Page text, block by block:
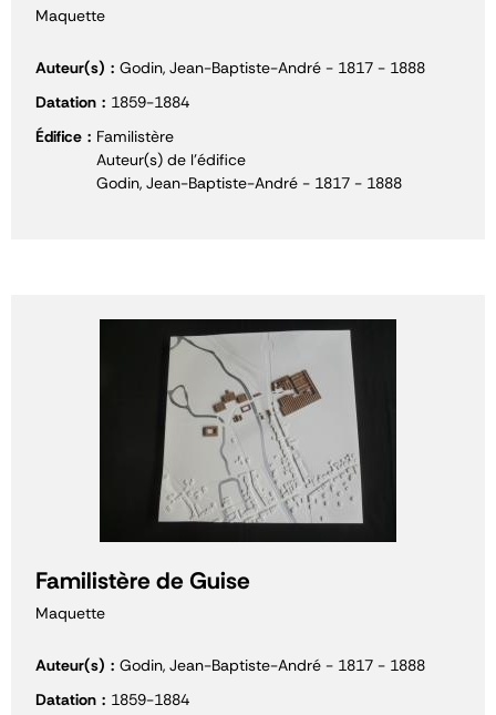
Maquette
Auteur(s)
Godin, Jean-Baptiste-André - 1817 - 1888
Datation
1859-1884
Édifice
Familistère
Auteur(s) de l'édifice
Godin, Jean-Baptiste-André - 1817 - 1888
Familistère de Guise
Maquette
Auteur(s)
Godin, Jean-Baptiste-André - 1817 - 1888
Datation
1859-1884